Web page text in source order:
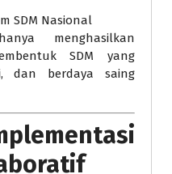
SDM Nasional
menghasilkan
SDM yang
dan berdaya saing